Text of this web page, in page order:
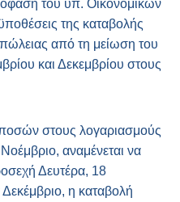
του υπ. Οικονομικών
της καταβολής
από τη μείωση του
και Δεκεμβρίου στους
στους λογαριασμούς
αναμένεται να
Δευτέρα, 18
Δεκέμβριο, η καταβολή